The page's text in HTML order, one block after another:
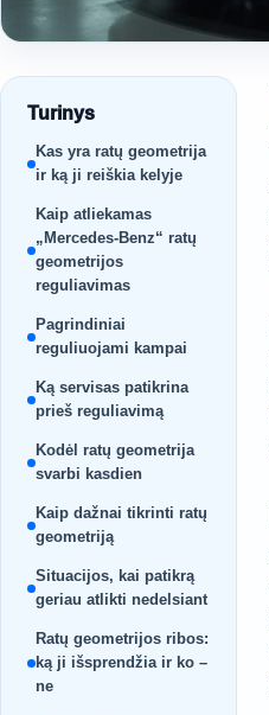
Turinys
Kas yra ratų geometrija
ir ką ji reiškia kelyje
Kaip atliekamas
„Mercedes-Benz“ ratų
geometrijos
reguliavimas
Pagrindiniai
reguliuojami kampai
Ką servisas patikrina
prieš reguliavimą
Kodėl ratų geometrija
svarbi kasdien
Kaip dažnai tikrinti ratų
geometriją
Situacijos, kai patikrą
geriau atlikti nedelsiant
Ratų geometrijos ribos:
ką ji išsprendžia ir ko –
ne